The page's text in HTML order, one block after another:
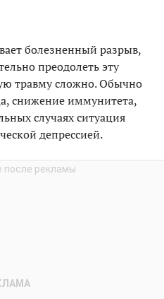
болезненный разрыв,
преодолеть эту
травму сложно. Обычно
снижение иммунитета,
случаях ситуация
депрессией.